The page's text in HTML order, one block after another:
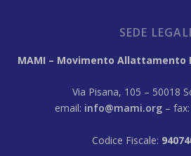
SEDE
MAMI – Movimento Allattamento
Via Pisana, 105 – 50018
email: info@mami.org –
Codice Fiscale: